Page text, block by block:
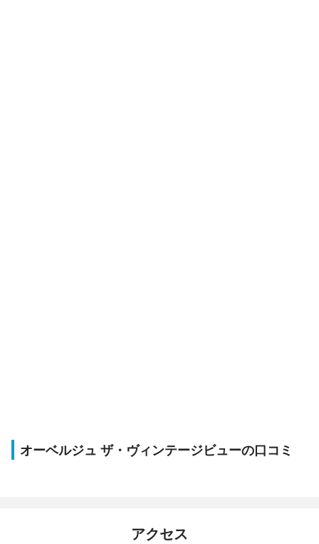
オーベルジュ ザ・ヴィンテージビューの口コミ
アクセス